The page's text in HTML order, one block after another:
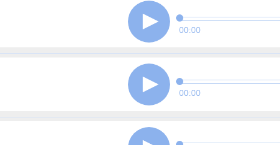
00:00
00:00